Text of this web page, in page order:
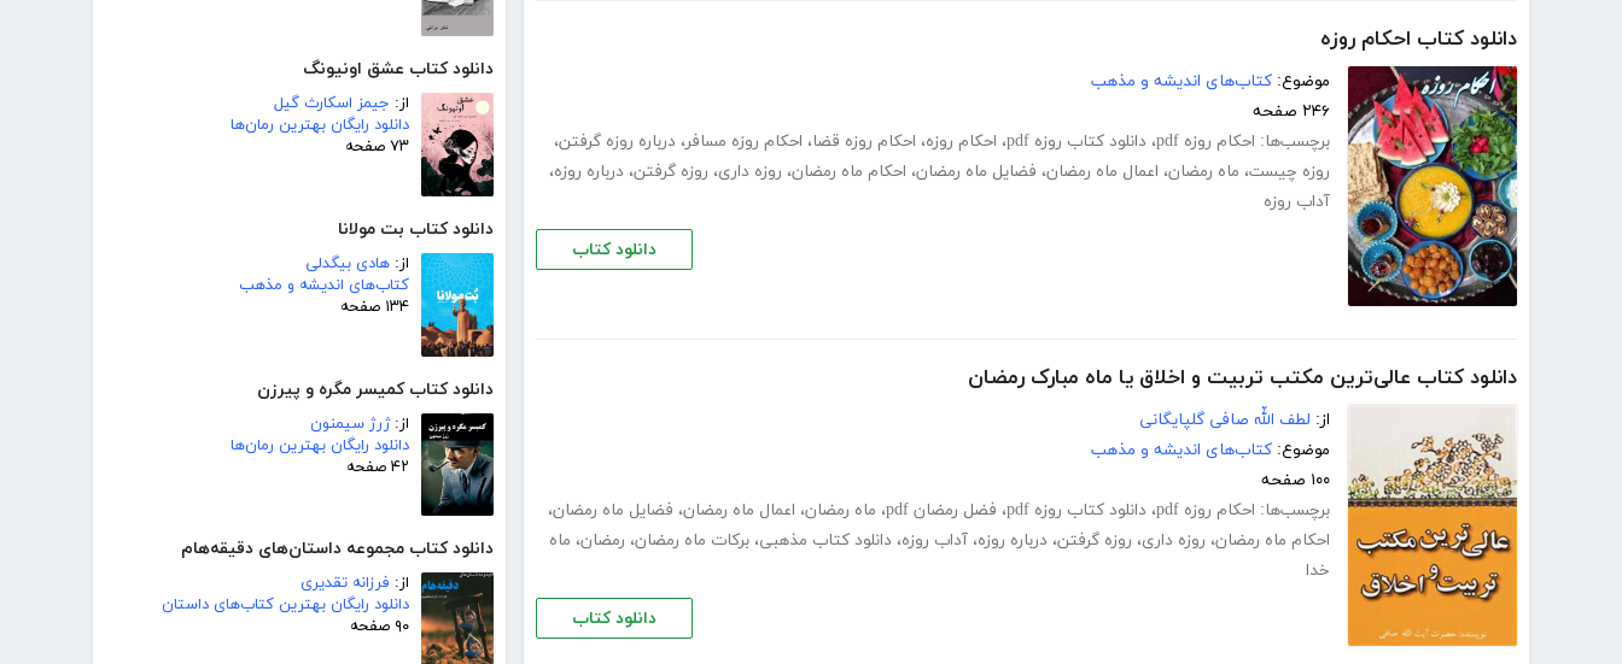
دانلود کتاب عشق اونیونگ
از: جیمز اسکارث گیل
دانلود رایگان بهترین رمان‌ها
۷۳ صفحه
دانلود کتاب بت مولانا
از: هادی بیگدلی
کتاب‌های اندیشه و مذهب
۱۳۴ صفحه
دانلود کتاب کمیسر مگره و پیرزن
از:ژرژ سیمنون
دانلود رایگان بهترین رمان‌ها
۴۲ صفحه
دانلود کتاب مجموعه داستان‌های دقیقه‌هام
از: فرزانه تقدیری
دانلود رایگان بهترین کتاب‌های داستان
۹۰ صفحه
دانلود کتاب احکام روزه
موضوع: کتاب‌های اندیشه و مذهب
۲۴۶ صفحه
برچسب‌ها: احکام روزه pdf ، دانلود کتاب روزه pdf ، احکام روزه، احکام روزه قضا، احکام روزه مسافر، درباره روزه گرفتن،
روزه چیست، ماه رمضان، اعمال ماه رمضان، فضایل ماه رمضان، احکام ماه رمضان، روزه داری، روزه گرفتن، درباره روزه،
آداب روزه
دانلود کتاب
دانلود کتاب عالی‌ترین مکتب تربیت و اخلاق یا ماه مبارک رمضان
از: لطف اللّه صافی گلپایگانی
موضوع: کتاب‌های اندیشه و مذهب
۱۰۰ صفحه
برچسب‌ها: احکام روزه pdf ، دانلود کتاب روزه pdf ، فضل رمضان pdf ، ماه رمضان، اعمال ماه رمضان، فضایل ماه رمضان،
احکام ماه رمضان، روزه داری، روزه گرفتن، درباره روزه، آداب روزه، دانلود کتاب مذهبی، برکات ماه رمضان، رمضان، ماه
خدا
دانلود کتاب